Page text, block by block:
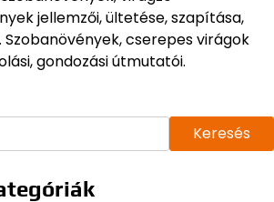
jellemzői, ültetése, szapítása,
Szobanövények, cserepes virágok
gondozási útmutatói.
Keresés